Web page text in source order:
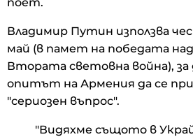
Владимир Путин използва
май (в памет на победата
Втората световна война), за
опитът на Армения да се
"сериозен въпрос".
"Видяхме същото в